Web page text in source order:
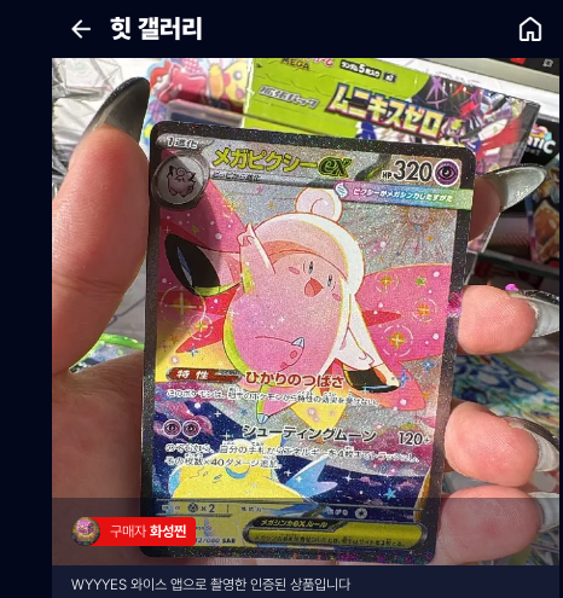
힛 갤러리
구매자 화성찐
WYYYES 와이스 앱으로 촬영한 인증된 상품입니다